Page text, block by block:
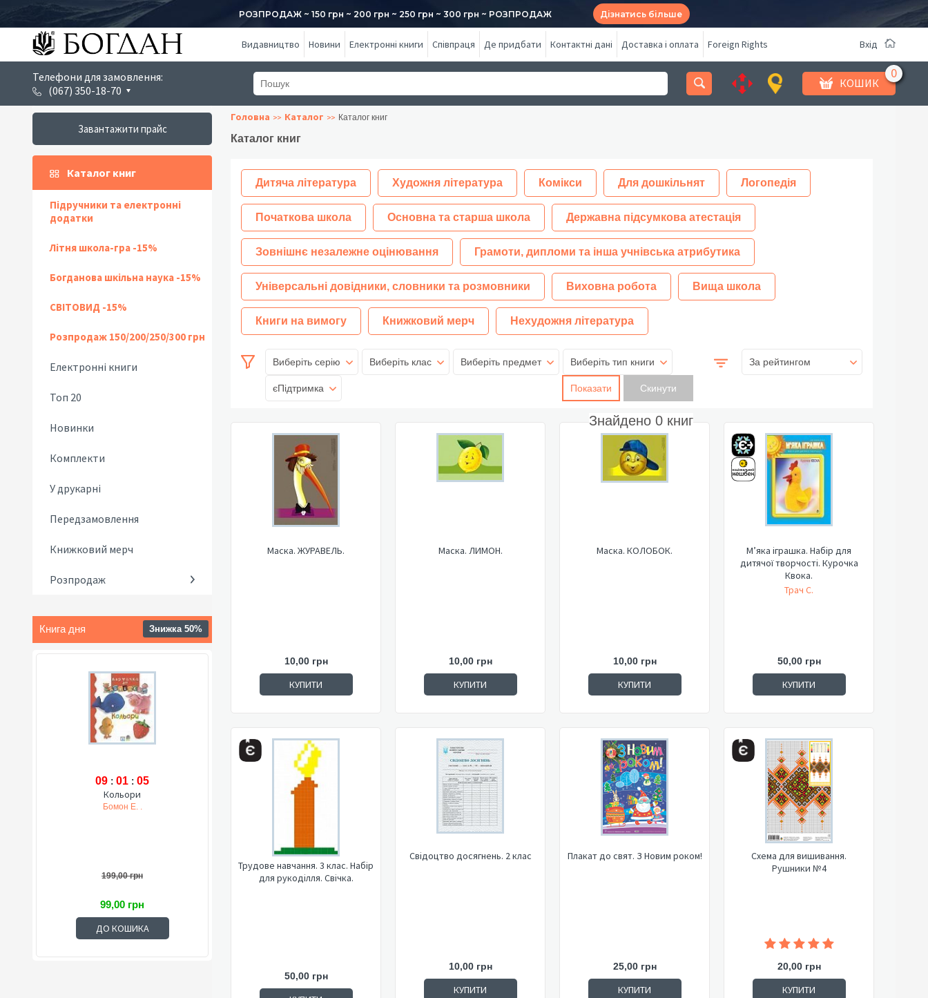
РОЗПРОДАЖ ~ 150 грн ~ 200 грн ~ 250 грн ~ 300 грн ~ РОЗПРОДАЖ Дізнатись більше
Видавництво Новини Електронні книги Співпраця Де придбати Контактні дані Доставка і оплата Foreign Rights Вхід
Телефони для замовлення:
(067) 350-18-70
КОШИК
Завантажити прайс
Каталог книг
Підручники та електронні
додатки
Літня школа-гра -15%
Богданова шкільна наука -15%
СВІТОВИД -15%
Розпродаж 150/200/250/300 грн
Електронні книги
Топ 20
Новинки
Комплекти
У друкарні
Передзамовлення
Книжковий мерч
Розпродаж
Книга дня Знижка 50%
09 : 01 : 04
Кольори
Бомон Е. .
199,00 грн
99,00 грн
ДО КОШИКА
Головна Каталог Каталог книг
Каталог книг
Дитяча література Художня література Комікси Для дошкільнят Логопедія
Початкова школа Основна та старша школа Державна підсумкова атестація
Зовнішнє незалежне оцінювання Грамоти, дипломи та інша учнівська атрибутика
Універсальні довідники, словники та розмовники Виховна робота Вища школа
Книги на вимогу Книжковий мерч Нехудожня література
Виберіть серію Виберіть клас Виберіть предмет Виберіть тип книги
єПідтримка Показати
Знайдено 0 книг
За рейтингом
Маска. ЖУРАВЕЛЬ.
10,00 грн
КУПИТИ
Маска. ЛИМОН.
10,00 грн
КУПИТИ
Маска. КОЛОБОК.
10,00 грн
КУПИТИ
М’яка іграшка. Набір для
дитячої творчості. Курочка
Квока.
Трач С.
50,00 грн
КУПИТИ
Трудове навчання. 3 клас. Набір
для рукоділля. Свічка.
50,00 грн
Свідоцтво досягнень. 2 клас
10,00 грн
КУПИТИ
Плакат до свят. З Новим роком!
25,00 грн
КУПИТИ
Схема для вишивання.
Рушники №4
20,00 грн
КУПИТИ